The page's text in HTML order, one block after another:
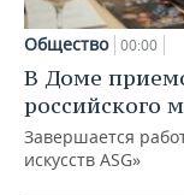
Общество 00:00
В Доме
российского
Завершается
искусств ASG»